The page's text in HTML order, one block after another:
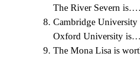
The River
8. Cambridge University
Oxford
9. The Mona Lisa is